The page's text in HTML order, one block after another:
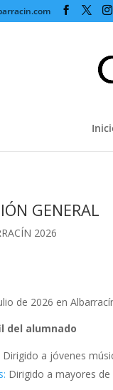
GENERAL
2026
de 2026 en
del alumnado
Dirigido a jóvenes
: Dirigido a mayores